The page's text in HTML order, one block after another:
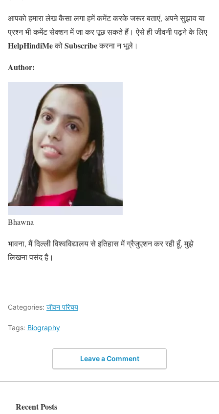
आपको हमारा लेख कैसा लगा हमें कमेंट करके जरूर बताएं, अपने सुझाव या
प्रश्न भी कमेंट सेक्शन में जा कर पूछ सकते हैं। ऐसे ही जीवनी पढ़ने के लिए
HelpHindiMeकोSubscribeकरना न भूले।
Author:
Bhawna
भावना, मैं दिल्ली विश्वविद्यालय से इतिहास में ग्रैजुएशन कर रही हूँ, मुझे
लिखना पसंद है।
Categories: जीवन परिचय
Tags: Biography
Leave a Comment
Recent Posts